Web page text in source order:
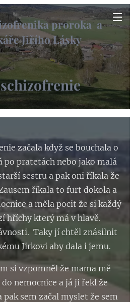
proroka a
Jiřího Lásky
web
začala když se bouchala o
po pratetách nebo jako malá
sestru a pak oni říkala že
říkala to furt dokola a
a měla pocit že si každý
hříchy který má v hlavě.
Taky jí chtěl znásilnit
Jirkovi aby dala i jemu.
si vzpomněl že mama mě
nemocnice a já ji řekl že
pak sem začal myslet že sem